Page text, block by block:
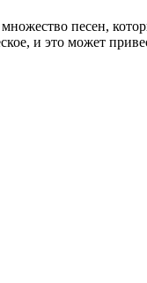
песен,
и это может